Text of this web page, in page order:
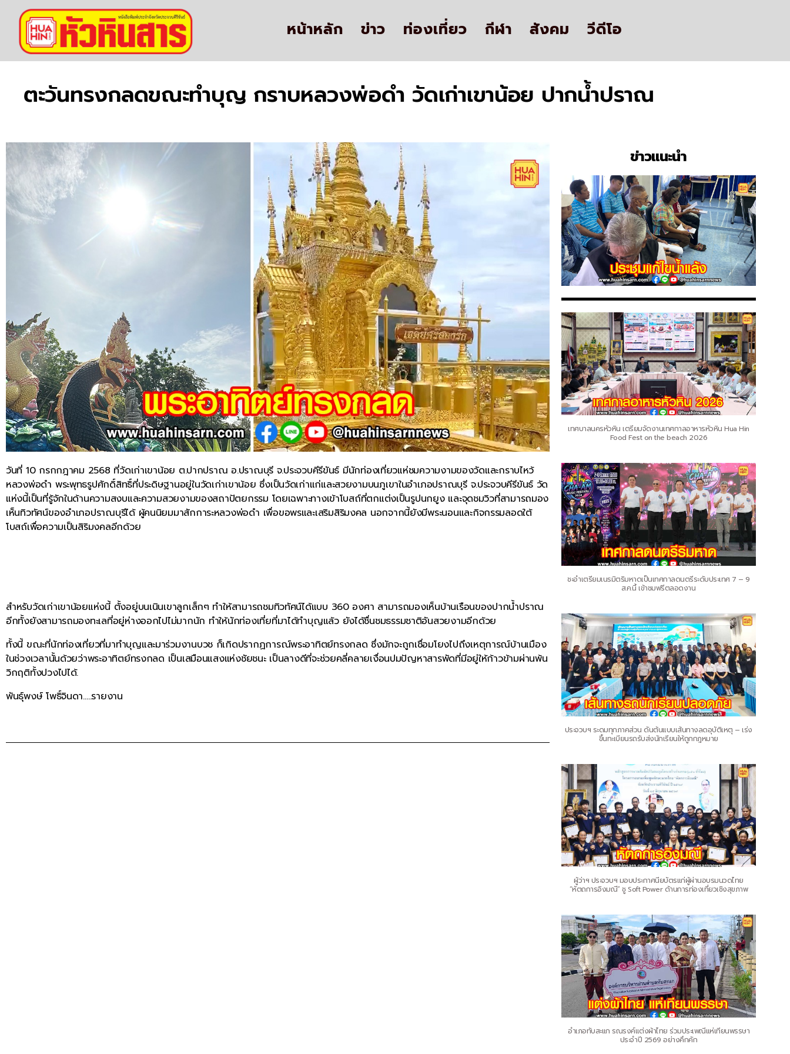
หน้าหลัก ข่าว ท่องเที่ยว กีฬา สังคม วีดีโอ
ตะวันทรงกลดขณะทำบุญ กราบหลวงพ่อดำ วัดเก่าเขาน้อย ปากน้ำปราณ
วันที่ 10 กรกกฎาคม 2568 ที่วัดเก่าเขาน้อย ต.ปากปราณ อ.ปราณบุรี จ.ประจวบคีรีขันธ์ มีนักท่องเที่ยวแห่ชมความงามของวัดและกราบไหว้
หลวงพ่อดำ พระพุทธรูปศักดิ์สิทธิ์ที่ประดิษฐานอยู่ในวัดเก่าเขาน้อย ซึ่งเป็นวัดเก่าแก่และสวยงามบนภูเขาในอำเภอปราณบุรี จ.ประจวบคีรีขันธ์ วัด
แห่งนี้เป็นที่รู้จักในด้านความสงบและความสวยงามของสถาปัตยกรรม โดยเฉพาะทางเข้าโบสถ์ที่ตกแต่งเป็นรูปนกยูง และจุดชมวิวที่สามารถมอง
เห็นทิวทัศน์ของอำเภอปราณบุรีได้ ผู้คนนิยมมาสักการะหลวงพ่อดำ เพื่อขอพรและเสริมสิริมงคล นอกจากนี้ยังมีพระนอนและกิจกรรมลอดใต้
โบสถ์เพื่อความเป็นสิริมงคลอีกด้วย
สำหรับวัดเก่าเขาน้อยแห่งนี้ ตั้งอยู่บนเนินเขาลูกเล็กๆ ทำให้สามารถชมทิวทัศน์ได้แบบ 360 องศา สามารถมองเห็นบ้านเรือนของปากน้ำปราณ
อีกทั้งยังสามารถมองทะเลที่อยู่ห่างออกไปไม่มากนัก ทำให้นักท่องเที่ยที่มาได้ทำบุญแล้ว ยังได้ชื่นชมธรรมชาติอันสวยงามอีกด้วย
ทั้งนี้ ขณะที่นักท่องเที่ยวที่มาทำบุญและมาร่วมงานบวช ก็เกิดปรากฏการณ์พระอาทิตย์ทรงกลด ซึ่งมักจะถูกเชื่อมโยงไปถึงเหตุการณ์บ้านเมือง
ในช่วงเวลานั้นด้วยว่าพระอาทิตย์ทรงกลด เป็นเสมือนแสงแห่งชัยชนะ เป็นลางดีที่จะช่วยคลี่คลายเงื่อนปมปัญหาสารพัดที่มีอยู่ให้ก้าวข้ามผ่านพ้น
วิกฤติทั้งปวงไปได้.
พันธุ์พงษ์ โพธิ์จินดา…..รายงาน
ข่าวแนะนำ
เทศบาลนครหัวหิน เตรียมจัดงานเทศกาลอาหารหัวหิน Hua Hin
Food Fest on the beach 2026
ชะอำเตรียมเนรมิตริมหาดเป็นเทศกาลดนตรีระดับประเทศ 7 – 9
ส.ค.นี้ เข้าชมฟรีตลอดงาน
ประจวบฯ ระดมทุกภาคส่วน ดันต้นแบบเส้นทางลดอุบัติเหตุ – เร่ง
ขึ้นทะเบียนรถรับส่งนักเรียนให้ถูกกฎหมาย
ผู้ว่าฯ ประจวบฯ มอบประกาศนียบัตรแก่ผู้ผ่านอบรมนวดไทย
“หัตถการอิงมณี” ชู Soft Power ด้านการท่องเที่ยวเชิงสุขภาพ
อำเภอทับสะแก รณรงค์แต่งผ้าไทย ร่วมประเพณีแห่เทียนพรรษา
ประจำปี 2569 อย่างคึกคัก